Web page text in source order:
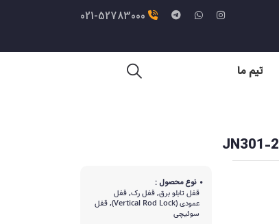
021-52783000
تیم ما
نوع محصول :
قفل تابلو برق, قفل رک, قفل
عمودی (Vertical Rod Lock), قفل
سوئیچی